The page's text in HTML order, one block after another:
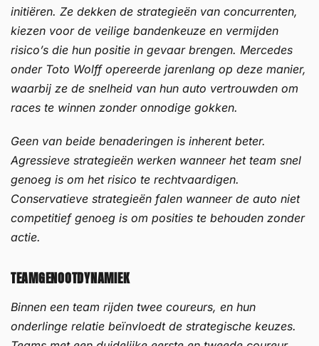
initiëren. Ze dekken de strategieën van concurrenten,
kiezen voor de veilige bandenkeuze en vermijden
risico’s die hun positie in gevaar brengen. Mercedes
onder Toto Wolff opereerde jarenlang op deze manier,
waarbij ze de snelheid van hun auto vertrouwden om
races te winnen zonder onnodige gokken.
Geen van beide benaderingen is inherent beter.
Agressieve strategieën werken wanneer het team snel
genoeg is om het risico te rechtvaardigen.
Conservatieve strategieën falen wanneer de auto niet
competitief genoeg is om posities te behouden zonder
actie.
TEAMGENOOTDYNAMIEK
Binnen een team rijden twee coureurs, en hun
onderlinge relatie beïnvloedt de strategische keuzes.